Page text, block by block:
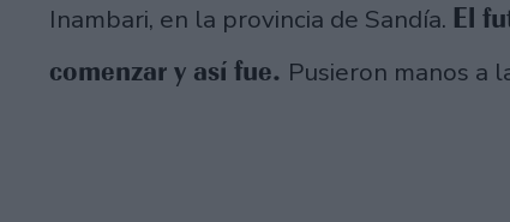
Inambari, en la provincia de Sandía. El
comenzar y así fue. Pusieron manos a